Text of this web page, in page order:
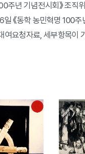
주년 기념전시회》 조
《동학 농민혁명 100
여요청자료, 세부항목이